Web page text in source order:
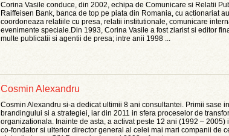
Corina Vasile conduce, din 2002, echipa de Comunicare si Relatii
Raiffeisen Bank, banca de top pe piata din Romania, cu actionariat
coordoneaza relatiile cu presa, relatii institutionale, comunicare
evenimente speciale.Din 1993, Corina Vasile a fost ziarist si editor
multe publicatii si agentii de presa; intre anii 1998 ...
Cosmin Alexandru
Cosmin Alexandru si-a dedicat ultimii 8 ani consultantei. Primii sase
brandingului si a strategiei, iar din 2011 in sfera proceselor de
organizationala. Inainte de asta, a activat peste 12 ani (1992 – 2005)
co-fondator si ulterior director general al celei mai mari companii de